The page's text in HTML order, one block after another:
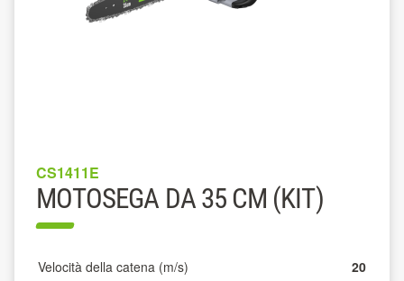
CS1411E
MOTOSEGA DA 35 CM (KIT)
Velocità della catena (m/s) 20